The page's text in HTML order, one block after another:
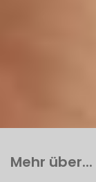
Mehr über...